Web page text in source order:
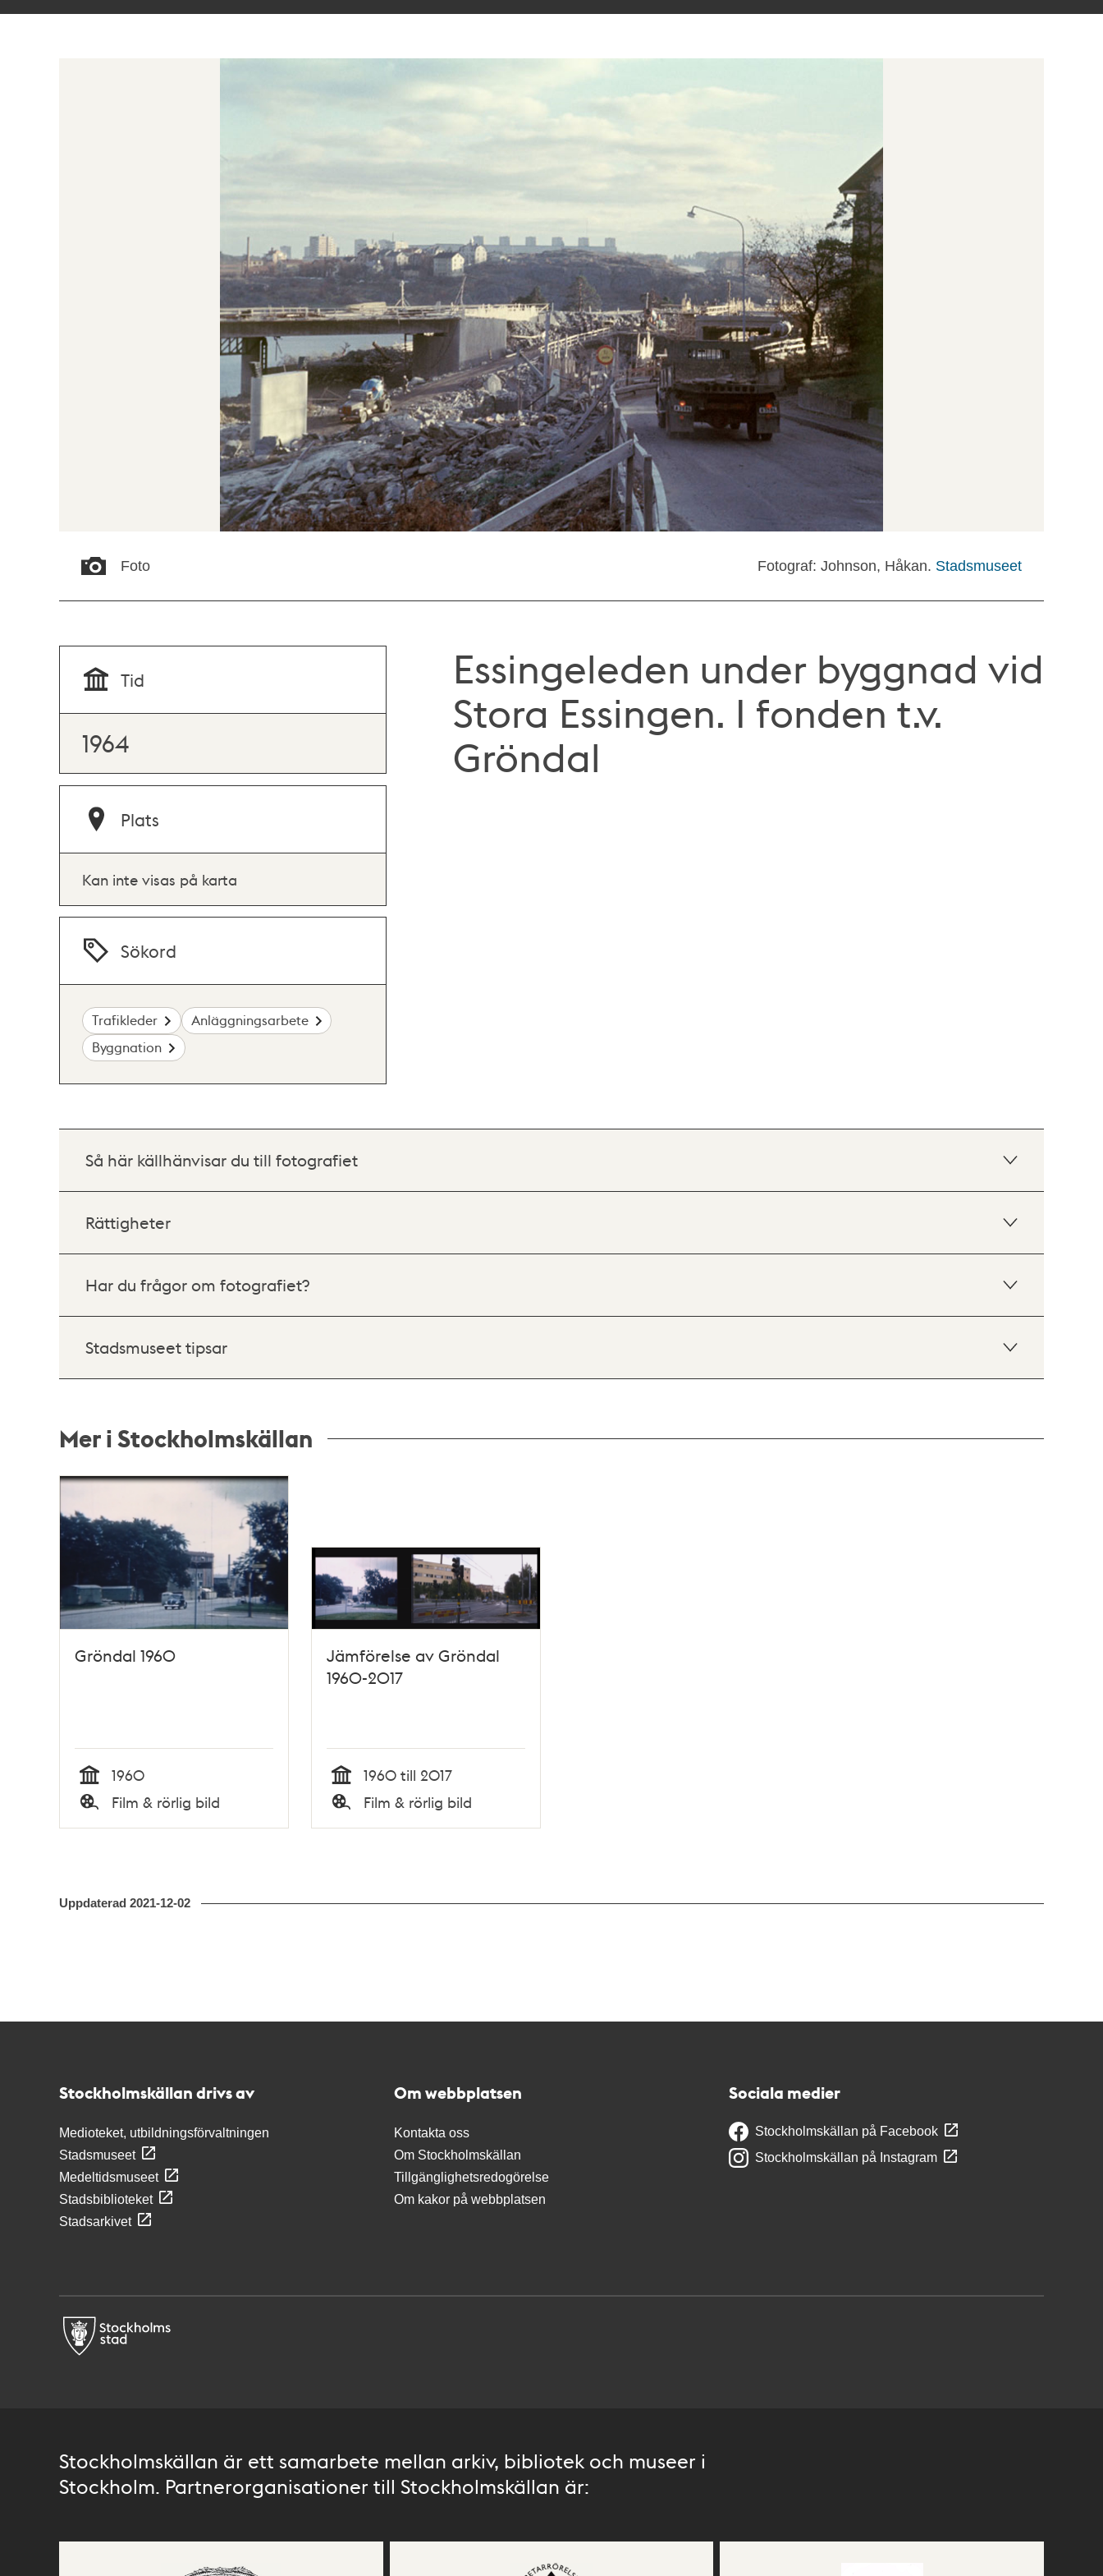
Foto Fotograf: Johnson, Håkan. Stadsmuseet
Essingeleden under byggnad vid
Stora Essingen. I fonden t.v.
Gröndal
Tid
1964
Plats
Kan inte visas på karta
Sökord
Trafikleder
Anläggningsarbete
Byggnation
Så här källhänvisar du till fotografiet
Rättigheter
Har du frågor om fotografiet?
Stadsmuseet tipsar
Mer i Stockholmskällan
Relaterade
poster
och
teman
Gröndal 1960
Tid
1960
Typ
Film & rörlig bild
Jämförelse av Gröndal
1960-2017
Tid
1960 till 2017
Typ
Film & rörlig bild
Uppdaterad 2021-12-02
Stockholmskällan drivs av
Medioteket, utbildningsförvaltningen
Stadsmuseet
Medeltidsmuseet
Stadsbiblioteket
Stadsarkivet
Om webbplatsen
Kontakta oss
Om Stockholmskällan
Tillgänglighetsredogörelse
Om kakor på webbplatsen
Sociala medier
Stockholmskällan på Facebook
Stockholmskällan på Instagram
Stockholmskällan är ett samarbete mellan arkiv, bibliotek och museer i
Stockholm. Partnerorganisationer till Stockholmskällan är: